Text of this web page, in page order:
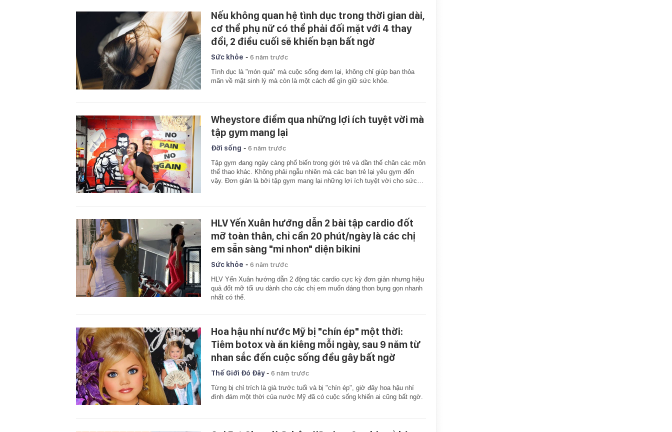
Nếu không quan hệ tình dục trong thời gian dài,
cơ thể phụ nữ có thể phải đối mặt với 4 thay
đổi, 2 điều cuối sẽ khiến bạn bất ngờ
Sức khỏe - 6 năm trước
Tình dục là "món quà" mà cuộc sống đem lại, không chỉ giúp bạn thỏa
mãn về mặt sinh lý mà còn là một cách để gìn giữ sức khỏe.
Wheystore điểm qua những lợi ích tuyệt vời mà
tập gym mang lại
Đời sống - 6 năm trước
Tập gym đang ngày càng phổ biến trong giới trẻ và dần thế chân các môn
thể thao khác. Không phải ngẫu nhiên mà các bạn trẻ lại yêu gym đến
vậy. Đơn giản là bởi tập gym mang lại những lợi ích tuyệt vời cho sức…
HLV Yến Xuân hướng dẫn 2 bài tập cardio đốt
mỡ toàn thân, chỉ cần 20 phút/ngày là các chị
em sẵn sàng "mi nhon" diện bikini
Sức khỏe - 6 năm trước
HLV Yến Xuân hướng dẫn 2 động tác cardio cực kỳ đơn giản nhưng hiệu
quả đốt mỡ tối ưu dành cho các chị em muốn dáng thon bụng gọn nhanh
nhất có thể.
Hoa hậu nhí nước Mỹ bị "chín ép" một thời:
Tiêm botox và ăn kiêng mỗi ngày, sau 9 năm từ
nhan sắc đến cuộc sống đều gây bất ngờ
Thế Giới Đó Đây- 6 năm trước
Từng bị chỉ trích là già trước tuổi và bị "chín ép", giờ đây hoa hậu nhí
đình đám một thời của nước Mỹ đã có cuộc sống khiến ai cũng bất ngờ.